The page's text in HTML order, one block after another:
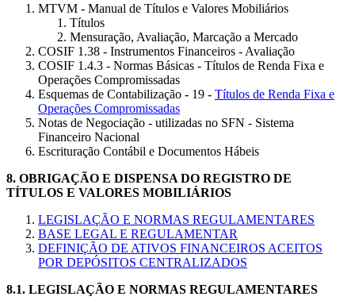
MTVM - Manual de Títulos e Valores Mobiliários
Títulos
Mensuração, Avaliação, Marcação a Mercado
COSIF 1.38 - Instrumentos Financeiros - Avaliação
COSIF 1.4.3 - Normas Básicas - Títulos de Renda Fixa e
Operações Compromissadas
Esquemas de Contabilização - 19 - Títulos de Renda Fixa e
Operações Compromissadas
Notas de Negociação - utilizadas no SFN - Sistema
Financeiro Nacional
Escrituração Contábil e Documentos Hábeis
8. OBRIGAÇÃO E DISPENSA DO REGISTRO DE
TÍTULOS E VALORES MOBILIÁRIOS
LEGISLAÇÃO E NORMAS REGULAMENTARES
BASE LEGAL E REGULAMENTAR
DEFINIÇÃO DE ATIVOS FINANCEIROS ACEITOS
POR DEPÓSITOS CENTRALIZADOS
8.1. LEGISLAÇÃO E NORMAS REGULAMENTARES